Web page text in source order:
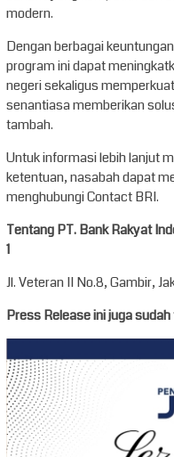
modern.
Dengan berbagai
program ini dapat
negeri sekaligus
senantiasa memberikan
tambah.
Untuk informasi lebih lanjut
ketentuan, nasabah dapat
menghubungi Contact BRI.
Tentang PT. Bank Rakyat
1
Jl. Veteran II No.8, Gambir,
Press Release ini juga